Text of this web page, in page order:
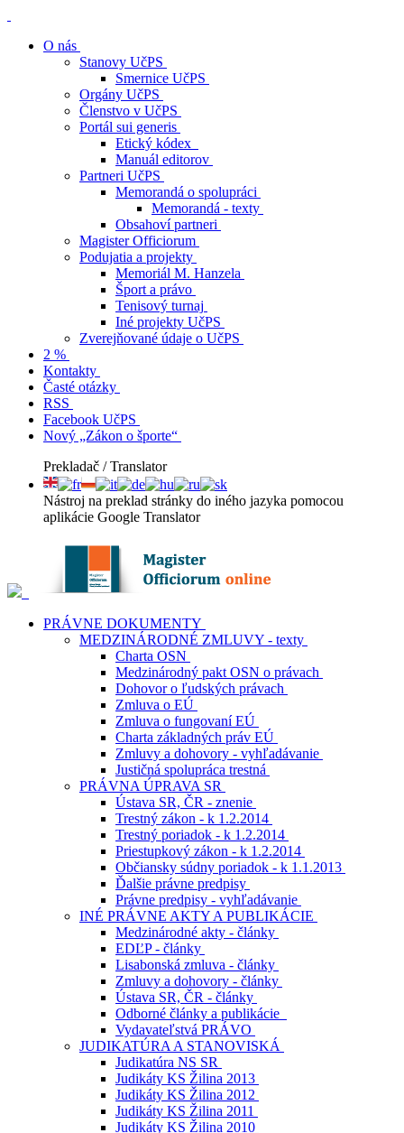
O nás
Stanovy UčPS
Smernice UčPS
Orgány UčPS
Členstvo v UčPS
Portál sui generis
Etický kódex
Manuál editorov
Partneri UčPS
Memorandá o spolupráci
Memorandá - texty
Obsahoví partneri
Magister Officiorum
Podujatia a projekty
Memoriál M. Hanzela
Šport a právo
Tenisový turnaj
Iné projekty UčPS
Zverejňované údaje o UčPS
2 %
Kontakty
Časté otázky
RSS
Facebook UčPS
Nový „Zákon o športe“
Prekladač / Translator
Nástroj na preklad stránky do iného jazyka pomocou
aplikácie Google Translator
PRÁVNE DOKUMENTY
MEDZINÁRODNÉ ZMLUVY - texty
Charta OSN
Medzinárodný pakt OSN o právach
Dohovor o ľudských právach
Zmluva o EÚ
Zmluva o fungovaní EÚ
Charta základných práv EÚ
Zmluvy a dohovory - vyhľadávanie
Justičná spolupráca trestná
PRÁVNA ÚPRAVA SR
Ústava SR, ČR - znenie
Trestný zákon - k 1.2.2014
Trestný poriadok - k 1.2.2014
Priestupkový zákon - k 1.2.2014
Občiansky súdny poriadok - k 1.1.2013
Ďalšie právne predpisy
Právne predpisy - vyhľadávanie
INÉ PRÁVNE AKTY A PUBLIKÁCIE
Medzinárodné akty - články
EDĽP - články
Lisabonská zmluva - články
Zmluvy a dohovory - články
Ústava SR, ČR - články
Odborné články a publikácie
Vydavateľstvá PRÁVO
JUDIKATÚRA A STANOVISKÁ
Judikatúra NS SR
Judikáty KS Žilina 2013
Judikáty KS Žilina 2012
Judikáty KS Žilina 2011
Judikáty KS Žilina 2010